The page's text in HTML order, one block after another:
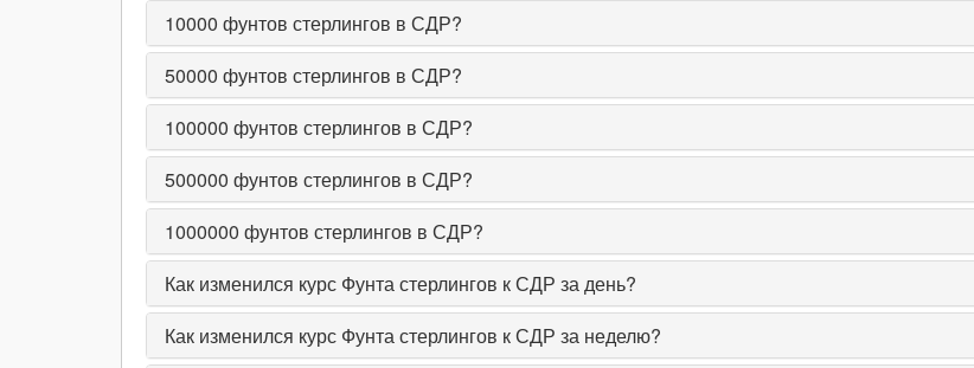
10000 фунтов стерлингов в СДР?
50000 фунтов стерлингов в СДР?
100000 фунтов стерлингов в СДР?
500000 фунтов стерлингов в СДР?
1000000 фунтов стерлингов в СДР?
Как изменился курс Фунта стерлингов к СДР за день?
Как изменился курс Фунта стерлингов к СДР за неделю?